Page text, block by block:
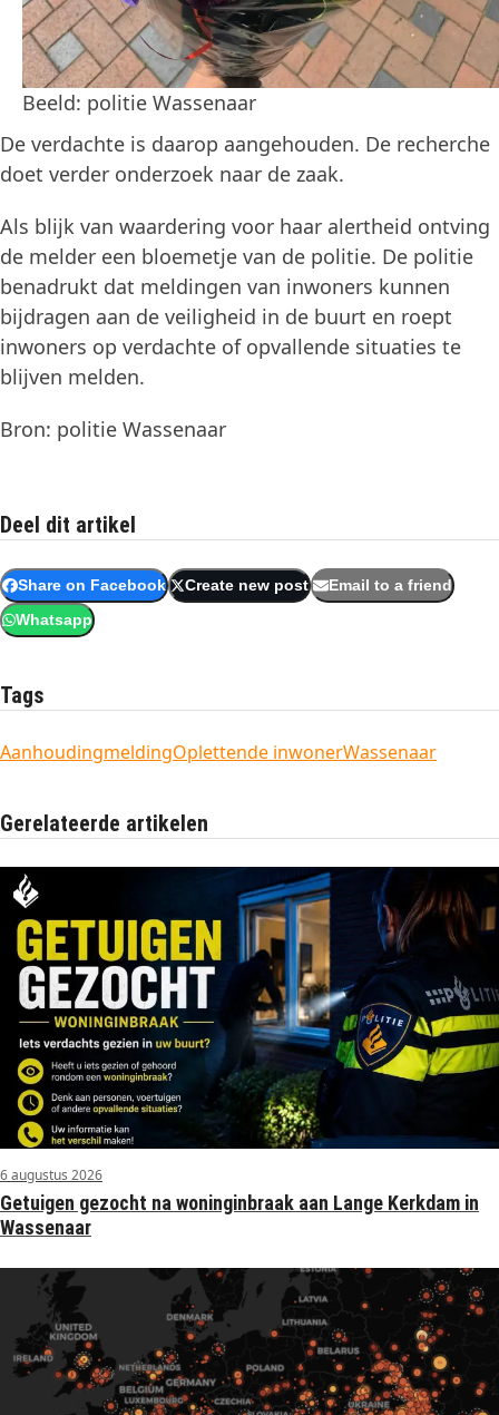
Beeld: politie Wassenaar
De verdachte is daarop aangehouden. De recherche
doet verder onderzoek naar de zaak.
Als blijk van waardering voor haar alertheid ontving
de melder een bloemetje van de politie. De politie
benadrukt dat meldingen van inwoners kunnen
bijdragen aan de veiligheid in de buurt en roept
inwoners op verdachte of opvallende situaties te
blijven melden.
Bron: politie Wassenaar
Deel dit artikel
Share on Facebook Create new post Email to a friend
Whatsapp
Tags
AanhoudingmeldingOplettende inwonerWassenaar
Gerelateerde artikelen
6 augustus 2026
Getuigen gezocht na woninginbraak aan Lange Kerkdam in
Wassenaar